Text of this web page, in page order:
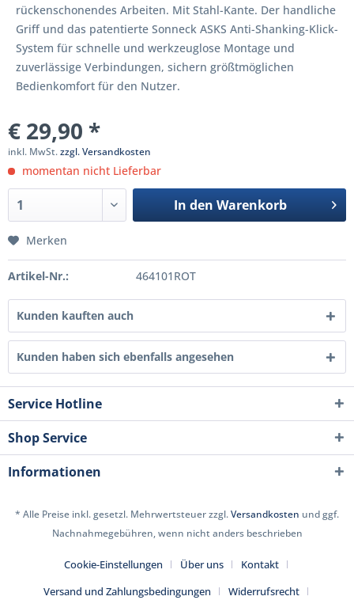
rückenschonendes Arbeiten. Mit Stahl-Kante. Der handliche
Griff und das patentierte Sonneck ASKS Anti-Shanking-Klick-
System für schnelle und werkzeuglose Montage und
zuverlässige Verbindungen, sichern größtmöglichen
Bedienkomfort für den Nutzer.
€ 29,90 *
inkl. MwSt.zzgl. Versandkosten
momentan nicht Lieferbar
In den Warenkorb
Merken
Artikel-Nr.: 464101ROT
Kunden kauften auch
Kunden haben sich ebenfalls angesehen
Service Hotline
Shop Service
Informationen
* Alle Preise inkl. gesetzl. Mehrwertsteuer zzgl.Versandkosten und ggf.
Nachnahmegebühren, wenn nicht anders beschrieben
Cookie-Einstellungen Über uns
Kontakt
Versand und Zahlungsbedingungen
Widerrufsrecht